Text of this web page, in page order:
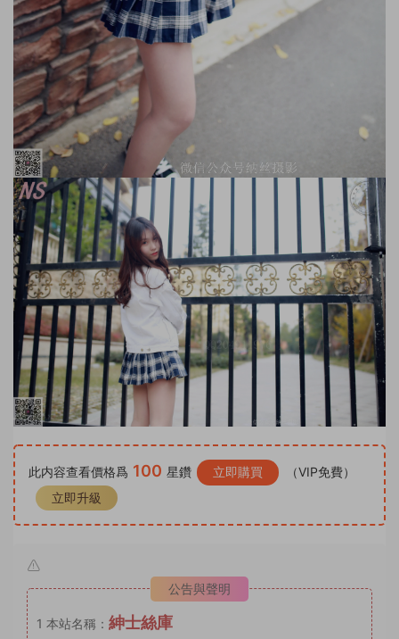
此内容查看價格爲 100 星鑽 立即購買
（VIP免費）
立即升級
公告與聲明
1 本站名稱： 紳士絲庫